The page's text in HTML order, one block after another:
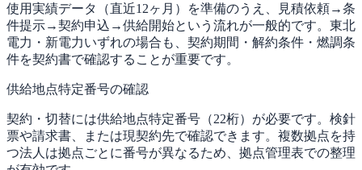
使用実績データ（直近12ヶ月）を準備のうえ、見積依頼→条
件提示→契約申込→供給開始という流れが一般的です。東北
電力・新電力いずれの場合も、契約期間・解約条件・燃調条
件を契約書で確認することが重要です。
供給地点特定番号の確認
契約・切替には供給地点特定番号（22桁）が必要です。検針
票や請求書、または現契約先で確認できます。複数拠点を持
つ法人は拠点ごとに番号が異なるため、拠点管理表での整理